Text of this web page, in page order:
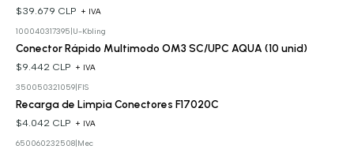
$39.679 CLP + IVA
100040317395 U-Kbling
Conector Rápido Multimodo OM3 SC/UPC AQUA (10 unid)
$9.442 CLP + IVA
350050321059| FIS
Recarga de Limpia Conectores F17020C
$4.042 CLP + IVA
650060232508| Mec